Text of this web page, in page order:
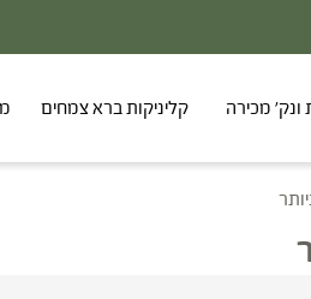
ונק' מכירה קליניקות ברא צמחים